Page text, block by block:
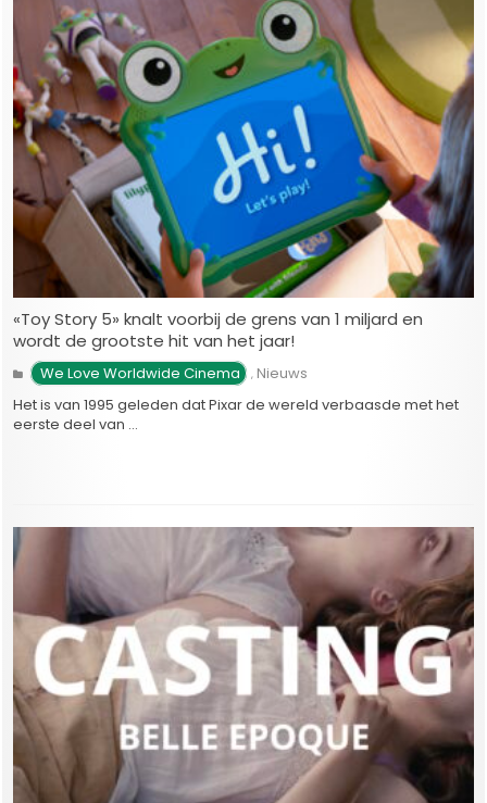
«Toy Story 5» knalt voorbij de grens van 1 miljard en
wordt de grootste hit van het jaar!
We Love Worldwide Cinema , Nieuws
Het is van 1995 geleden dat Pixar de wereld verbaasde met het
eerste deel van …